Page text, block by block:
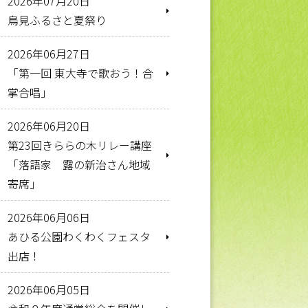
鳥見ふるさと夏祭り
2026年06月27日
「第一回 東大寺で歌おう！合
掌合唱」
2026年06月20日
第23回きららの木リレー講座
「落語家 露の新治さん地域
寄席」
2026年06月06日
あひる公園わくわくフェスタ
出店！
2026年06月05日